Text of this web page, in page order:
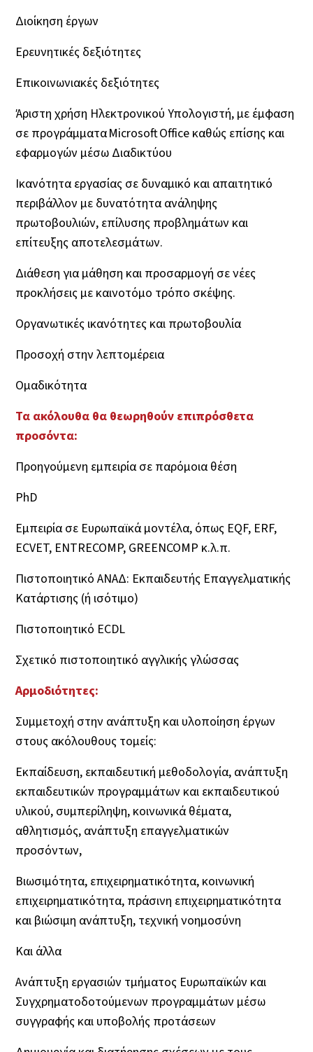
Διοίκηση έργων
Ερευνητικές δεξιότητες
Επικοινωνιακές δεξιότητες
Άριστη χρήση Ηλεκτρονικού Υπολογιστή, με έμφαση
σε προγράμματα Microsoft Office καθώς επίσης και
εφαρμογών μέσω Διαδικτύου
Ικανότητα εργασίας σε δυναμικό και απαιτητικό
περιβάλλον με δυνατότητα ανάληψης
πρωτοβουλιών, επίλυσης προβλημάτων και
επίτευξης αποτελεσμάτων.
Διάθεση για μάθηση και προσαρμογή σε νέες
προκλήσεις με καινοτόμο τρόπο σκέψης.
Οργανωτικές ικανότητες και πρωτοβουλία
Προσοχή στην λεπτομέρεια
Ομαδικότητα
Τα ακόλουθα θα θεωρηθούν επιπρόσθετα
προσόντα:
Προηγούμενη εμπειρία σε παρόμοια θέση
PhD
Εμπειρία σε Ευρωπαϊκά μοντέλα, όπως EQF, ERF,
ECVET, ENTRECOMP, GREENCOMP κ.λ.π.
Πιστοποιητικό ΑΝΑΔ: Εκπαιδευτής Επαγγελματικής
Κατάρτισης (ή ισότιμο)
Πιστοποιητικό ECDL
Σχετικό πιστοποιητικό αγγλικής γλώσσας
Αρμοδιότητες:
Συμμετοχή στην ανάπτυξη και υλοποίηση έργων
στους ακόλουθους τομείς:
Εκπαίδευση, εκπαιδευτική μεθοδολογία, ανάπτυξη
εκπαιδευτικών προγραμμάτων και εκπαιδευτικού
υλικού, συμπερίληψη, κοινωνικά θέματα,
αθλητισμός, ανάπτυξη επαγγελματικών
προσόντων,
Βιωσιμότητα, επιχειρηματικότητα, κοινωνική
επιχειρηματικότητα, πράσινη επιχειρηματικότητα
και βιώσιμη ανάπτυξη, τεχνική νοημοσύνη
Και άλλα
Ανάπτυξη εργασιών τμήματος Ευρωπαϊκών και
Συγχρηματοδοτούμενων προγραμμάτων μέσω
συγγραφής και υποβολής προτάσεων